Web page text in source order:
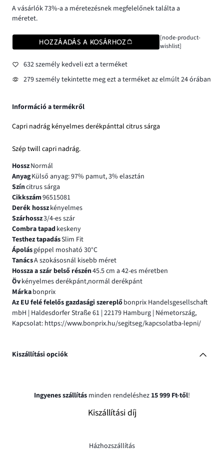
A vásárlók 73%-a a méretezésnek megfelelőnek találta a
méretet.
HOZZÁADÁS A KOSÁRHOZ
[node-product-
wishlist]
632 személy kedveli ezt a terméket
279 személy tekintette meg ezt a terméket az elmúlt 24 órában
Információ a termékről
Capri nadrág kényelmes derékpánttal citrus sárga
Szép twill capri nadrág.
HosszNormál
AnyagKülső anyag: 97% pamut, 3% elasztán
Színcitrus sárga
Cikkszám96515081
Derék hosszkényelmes
Szárhossz3/4-es szár
Combra tapadkeskeny
Testhez tapadásSlim Fit
Ápolásgéppel mosható 30°C
TanácsA szokásosnál kisebb méret
Hossza a szár belső részén45.5 cm a 42-es méretben
Övkényelmes derékpánt,normál derékpánt
Márkabonprix
Az EU felé felelős gazdasági szereplőbonprix Handelsgesellschaft
mbH | Haldesdorfer Straße 61 | 22179 Hamburg | Németország,
Kapcsolat: https://www.bonprix.hu/segitseg/kapcsolatba-lepni/
Kiszállítási opciók
Ingyenes szállítás minden rendeléshez 15 999 Ft-től!
Kiszállítási díj
Házhozszállítás